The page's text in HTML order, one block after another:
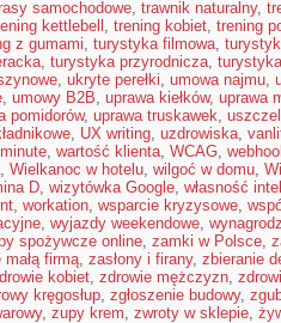
samochodowe, trawnik naturalny,
kettlebell , trening kobiet, trening
z gumami, turystyka filmowa,
, turystyka przyrodnicza,
, ukryte perełki, umowa najmu,
, umowy B2B, uprawa kiełków, uprawa
pomidorów, uprawa truskawek,
, UX writing, uzdrowiska,
, wartość klienta, WCAG,
, Wielkanoc w hotelu, wilgoć w domu,
D, wizytówka Google, własność
, workation, wsparcie kryzysowe,
, wyjazdy weekendowe,
spożywcze online, zamki w Polsce,
firmą, zasłony i firany, zbieranie
kobiet, zdrowie mężczyzn,
kręgosłup, zgłoszenie budowy,
, zupy krem, zwroty w sklepie,